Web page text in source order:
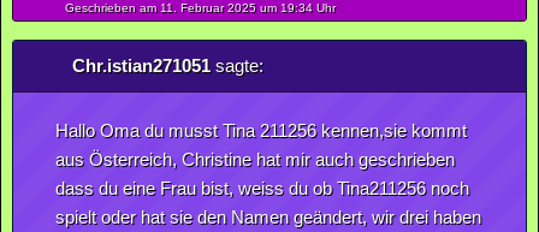
Geschrieben am 11. Februar2025um 19:34 Uhr
Chr.istian271051sagte:
Hallo Oma du musst Tina 211256 kennen,sie kommt
aus Österreich, Christine hat mir auch geschrieben
dass du eine Frau bist, weiss du ob Tina211256 noch
spielt oder hat sie den Namen geändert, wir drei haben